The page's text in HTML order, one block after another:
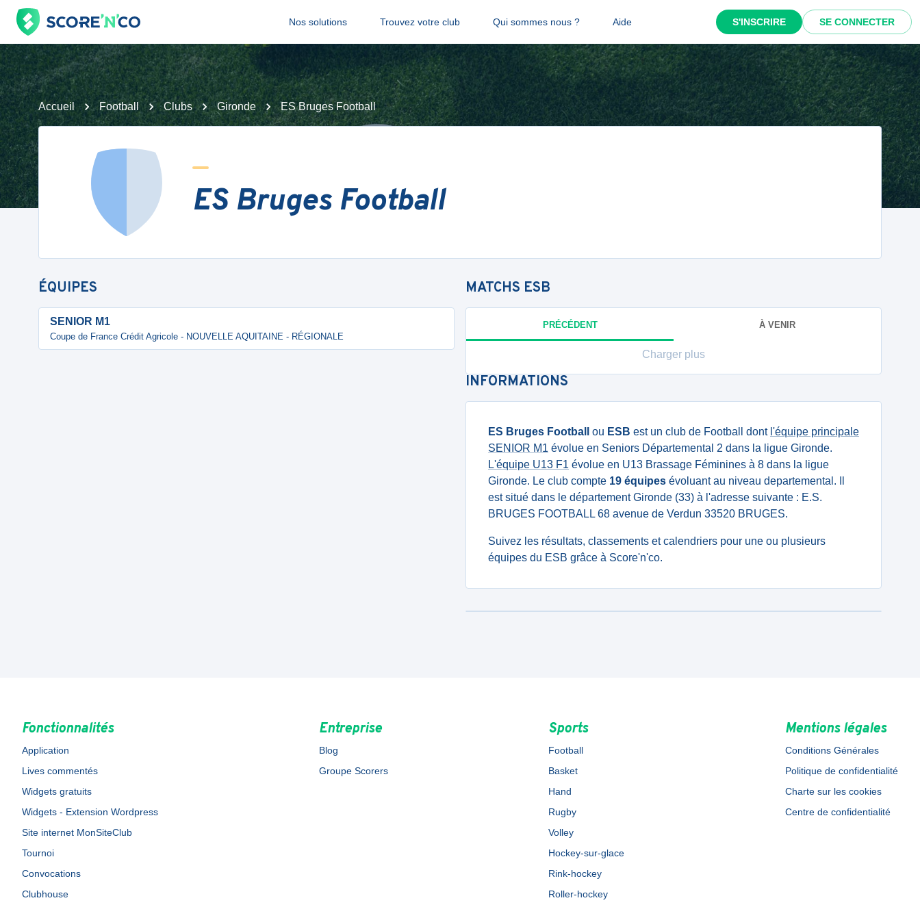
Nos solutions Trouvez votre club Qui sommes nous ? Aide S'INSCRIRE SE CONNECTER
Accueil Football Clubs Gironde ES Bruges Football
ES Bruges Football
ÉQUIPES
SENIOR M1
Coupe de France Crédit Agricole - NOUVELLE AQUITAINE - RÉGIONALE
MATCHS ESB
PRÉCÉDENT À VENIR
Charger plus
INFORMATIONS
ES Bruges Football ou ESB est un club de Football dont l'équipe principale
SENIOR M1 évolue en Seniors Départemental 2 dans la ligue Gironde.
L'équipe U13 F1 évolue en U13 Brassage Féminines à 8 dans la ligue
Gironde. Le club compte 19 équipes évoluant au niveau departemental. Il
est situé dans le département Gironde (33) à l'adresse suivante : E.S.
BRUGES FOOTBALL 68 avenue de Verdun 33520 BRUGES.
Suivez les résultats, classements et calendriers pour une ou plusieurs
équipes du ESB grâce à Score'n'co.
Fonctionnalités
Application
Lives commentés
Widgets gratuits
Widgets - Extension Wordpress
Site internet MonSiteClub
Tournoi
Convocations
Clubhouse
Entreprise
Blog
Groupe Scorers
Sports
Football
Basket
Hand
Rugby
Volley
Hockey-sur-glace
Rink-hockey
Roller-hockey
Mentions légales
Conditions Générales
Politique de confidentialité
Charte sur les cookies
Centre de confidentialité